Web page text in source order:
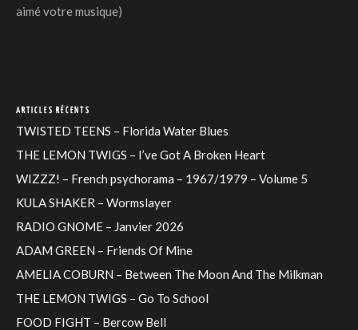
aimé votre musique)
ARTICLES RÉCENTS
TWISTED TEENS – Florida Water Blues
THE LEMON TWIGS – I’ve Got A Broken Heart
WIZZZ! – French psychorama – 1967/1979 – Volume 5
KULA SHAKER – Wormslayer
RADIO GNOME – Janvier 2026
ADAM GREEN – Friends Of Mine
AMELIA COBURN – Between The Moon And The Milkman
THE LEMON TWIGS – Go To School
FOOD FIGHT – Bercow Bell